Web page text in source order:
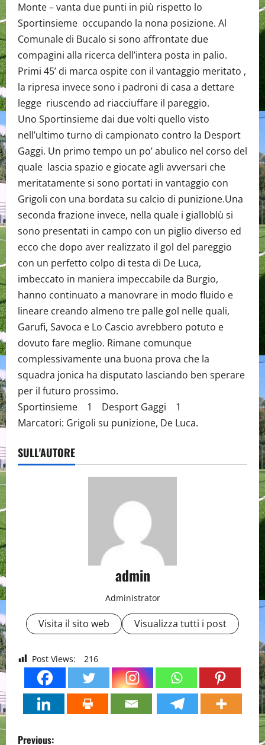
Monte – vanta due punti in più rispetto lo
Sportinsieme occupando la nona posizione. Al
Comunale di Bucalo si sono affrontate due
compagini alla ricerca dell’intera posta in palio.
Primi 45’ di marca ospite con il vantaggio meritato ,
la ripresa invece sono i padroni di casa a dettare
legge riuscendo ad riacciuffare il pareggio.
Uno Sportinsieme dai due volti quello visto
nell’ultimo turno di campionato contro la Desport
Gaggi. Un primo tempo un po’ abulico nel corso del
quale lascia spazio e giocate agli avversari che
meritatamente si sono portati in vantaggio con
Grigoli con una bordata su calcio di punizione.Una
seconda frazione invece, nella quale i gialloblù si
sono presentati in campo con un piglio diverso ed
ecco che dopo aver realizzato il gol del pareggio
con un perfetto colpo di testa di De Luca,
imbeccato in maniera impeccabile da Burgio,
hanno continuato a manovrare in modo fluido e
lineare creando almeno tre palle gol nelle quali,
Garufi, Savoca e Lo Cascio avrebbero potuto e
dovuto fare meglio. Rimane comunque
complessivamente una buona prova che la
squadra jonica ha disputato lasciando ben sperare
per il futuro prossimo.
Sportinsieme 1 Desport Gaggi 1
Marcatori: Grigoli su punizione, De Luca.
SULL'AUTORE
admin
Administrator
Visita il sito web Visualizza tutti i post
Post Views: 216
P
Previous: